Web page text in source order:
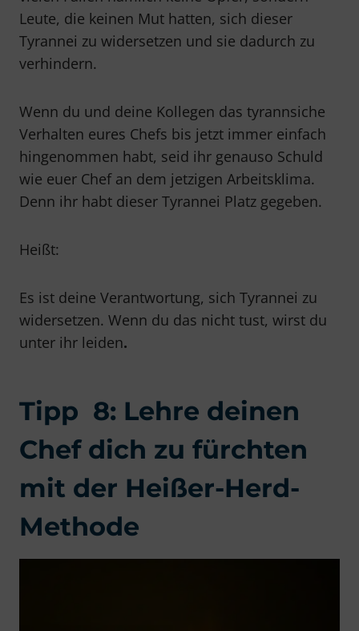
Leute, die keinen Mut hatten, sich dieser
Tyrannei zu widersetzen und sie dadurch zu
verhindern.
Wenn du und deine Kollegen das tyrannsiche
Verhalten eures Chefs bis jetzt immer einfach
hingenommen habt, seid ihr genauso Schuld
wie euer Chef an dem jetzigen Arbeitsklima.
Denn ihr habt dieser Tyrannei Platz gegeben.
Heißt:
Es ist deine Verantwortung, sich Tyrannei zu
widersetzen. Wenn du das nicht tust, wirst du
unter ihr leiden.
Tipp 8: Lehre deinen
Chef dich zu fürchten
mit der Heißer-Herd-
Methode